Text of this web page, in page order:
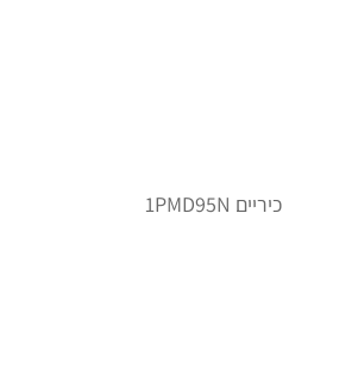
כיריים 1PMD95N